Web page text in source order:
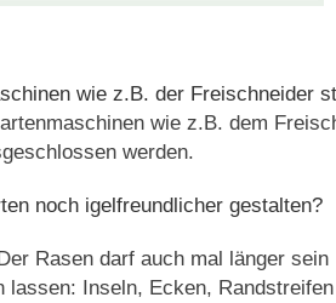
wie z.B. der Freischneider
wie z.B. dem
werden.
noch igelfreundlicher gestalten?
Rasen darf auch mal länger sein
lassen: Inseln, Ecken,